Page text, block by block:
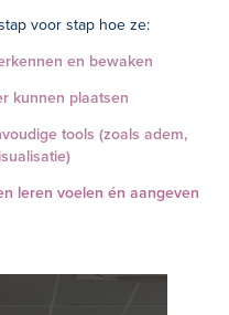
voor stap hoe ze:
en bewaken
kunnen plaatsen
tools (zoals adem,
leren voelen én aangeven